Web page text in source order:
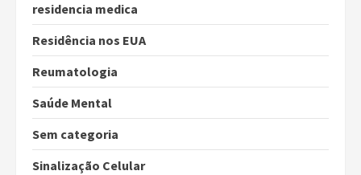
residencia medica
Residência nos EUA
Reumatologia
Saúde Mental
Sem categoria
Sinalização Celular